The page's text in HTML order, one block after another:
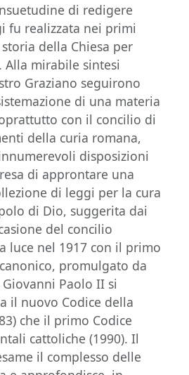
di redigere
fu realizzata nei primi
della Chiesa per
mirabile sintesi
Graziano seguirono
di una materia
con il concilio di
della curia romana,
disposizioni
di approntare una
di leggi per la cura
di Dio, suggerita dai
del concilio
luce nel 1917 con il primo
promulgato da
Paolo II si
il nuovo Codice della
che il primo Codice
cattoliche (1990). Il
il complesso delle